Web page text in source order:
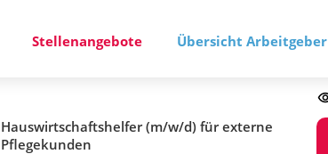
Stellenangebote Übersicht Arbeitgeber
Hauswirtschaftshelfer (m/w/d) für externe
Pflegekunden